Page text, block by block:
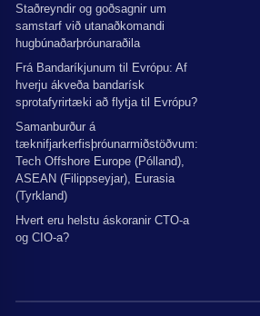
Staðreyndir og goðsagnir um
samstarf við utanaðkomandi
hugbúnaðarþróunaraðila
Frá Bandaríkjunum til Evrópu: Af
hverju ákveða bandarísk
sprotafyrirtæki að flytja til Evrópu?
Samanburður á
tæknifjarkerfisþróunarmiðstöðvum:
Tech Offshore Europe (Pólland),
ASEAN (Filippseyjar), Eurasia
(Tyrkland)
Hvert eru helstu áskoranir CTO-a
og CIO-a?